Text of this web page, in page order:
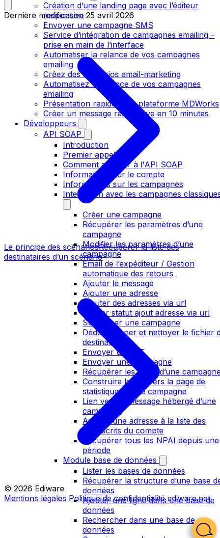
Création d’une landing page avec l’éditeur
responsive
Envoyer une campagne SMS
Service d’intégration de campagnes emailing –
prise en main de l’interface
Automatiser la relance de vos campagnes
emailing
Créez des scénarios email-marketing
Automatisez la relance de vos campagnes
emailing
Présentation rapide de la plateforme MDWorks
Créer un message responsive en 10 minutes
Développeurs
API SOAP
Introduction
Premier appel
Comment accéder à l'API SOAP
Informations sur le compte
Informations sur les campagnes
Interaction avec les campagnes
Créer une campagne
Récupérer les paramètres d’une
campagne
Modifier les paramètres d’une
campagne
Email de l’expéditeur / Gestion
automatique des retours
Ajouter le message
Ajouter une adresse
Ajouter des adresses via url
Verifier statut ajout adresse via url
Supprimer une campagne
Dédoublonner et nettoyer le fichier
destinataires
Envoyer un BAT
Envoyer une campagne
Récupérer les NPAI d’une
Construire le lien vers la page de
statistiques d’une campagne
Lien vers le message hébergé d’une
campagne
Ajouter une adresse à la liste des
désinscrits du compte
Récupérer tous les NPAI depuis une
période
Module base de données
Lister les bases de données
Récupérer la structure d’une base
données
Ajouter une ligne dans une base de
données
Rechercher dans une base de
données
Dernière modification 25 avril 2026
Le principe des scénariosRécupérer la liste des
destinataires d’un scénario
© 2026 Ediware
Mentions légales Politique de confidentialité ediware.net